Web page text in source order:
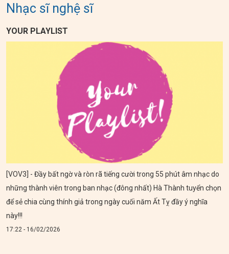
Nhạc sĩ nghệ sĩ
YOUR PLAYLIST
[VOV3] - Đầy bất ngờ và ròn rã tiếng cười trong 55 phút âm nhạc do
những thành viên trong ban nhạc (đông nhất) Hà Thành tuyển chọn
để sẻ chia cùng thính giả trong ngày cuối năm Ất Tỵ đầy ý nghĩa
này!!!
17:22 - 16/02/2026